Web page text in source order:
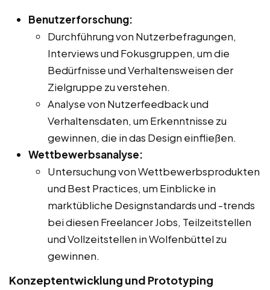
Benutzerforschung:
Durchführung von Nutzerbefragungen,
Interviews und Fokusgruppen, um die
Bedürfnisse und Verhaltensweisen der
Zielgruppe zu verstehen.
Analyse von Nutzerfeedback und
Verhaltensdaten, um Erkenntnisse zu
gewinnen, die in das Design einfließen.
Wettbewerbsanalyse:
Untersuchung von Wettbewerbsprodukten
und Best Practices, um Einblicke in
marktübliche Designstandards und -trends
bei diesen Freelancer Jobs, Teilzeitstellen
und Vollzeitstellen in Wolfenbüttel zu
gewinnen.
Konzeptentwicklung und Prototyping